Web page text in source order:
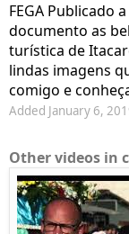
FEGA Publicado
documento as
turística de
lindas imagens
comigo e
Added January 6,
Other videos in